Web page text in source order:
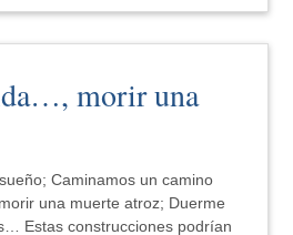
morir una
Caminamos un camino
una muerte atroz; Duerme
Estas construcciones podrían